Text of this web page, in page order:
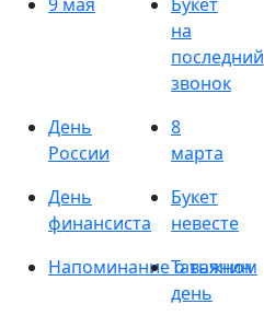
на
последний
звонок
День
России
8
марта
День
финансиста
Букет
невесте
Напоминание о важном
Татьянин
день